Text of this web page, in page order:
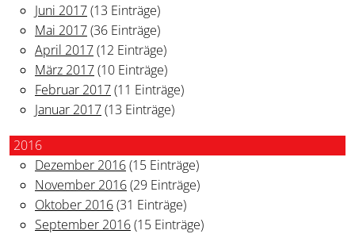
Juni 2017(13 Einträge)
Mai 2017(36 Einträge)
April 2017(12 Einträge)
März 2017(10 Einträge)
Februar 2017(11 Einträge)
Januar 2017(13 Einträge)
2016
Dezember 2016(15 Einträge)
November 2016(29 Einträge)
Oktober 2016(31 Einträge)
September 2016(15 Einträge)